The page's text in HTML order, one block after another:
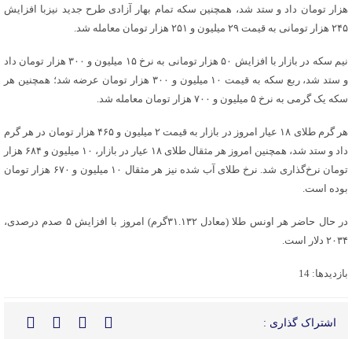
هزار تومان داد و ستد شد، همچنین سکه تمام بهار آزادی طرح جدید نیزبا افزایش
۲۴۵ هزار تومانی به قیمت ۲۹ میلیون و ۲۵۱ هزار تومان معامله شد.
نیم سکه در بازار با افزایش ۵۰ هزار تومانی به نرخ ۱۵ میلیون و ۳۰۰ هزار تومان داد
و ستد شد، ربع سکه به قیمت ۱۰ میلیون و ۳۰۰ هزار تومان عرضه شد؛ همچنین هر
سکه یک گرمی به نرخ ۵ میلیون و ۷۰۰ هزار تومان معامله شد.
هر گرم طلای ۱۸ عیار امروز در بازار به قیمت ۲ میلیون و ۴۶۵ هزار تومان در هر گرم
داد و ستد شد‌، همچنین امروز هر مثقال طلای ۱۸ عیار در بازار، ۱۰ میلیون و ۶۸۴ هزار
تومان نرخ‌گذاری شد. نرخ طلای آب شده نیز هر مثقال ۱۰ میلیون و ۶۷۰ هزار تومان
بوده است.
در حال حاضر هر اونس طلا (معادل ۳۱.۱۳۲گرم) امروز با افزایش ۵ صدم درصدی،
۲۰۳۴ دلار است.
بازدیدها: 14
اشتراک گذاری :